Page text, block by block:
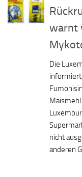
warnt
Die
nicht
anderen